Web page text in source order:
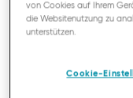
HIPSTER
von Cookies auf Ihrem
die Websitenutzung zu
unterstützen.
Cookie-